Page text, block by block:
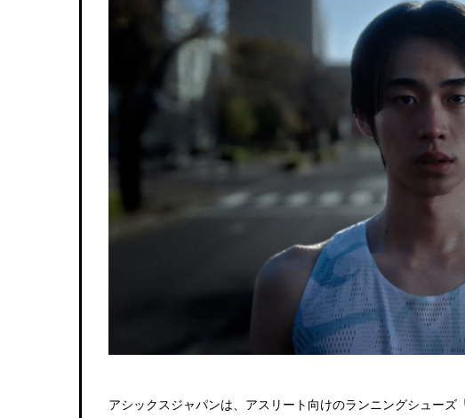
アシックスジャパンは、アスリート向けのランニングシュー